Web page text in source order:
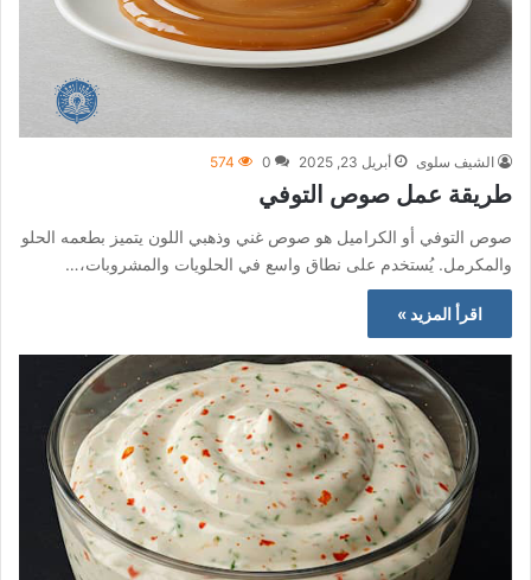
الشيف سلوى أبريل 23, 2025 0
574
طريقة عمل صوص التوفي
صوص التوفي أو الكراميل هو صوص غني وذهبي اللون يتميز بطعمه الحلو
والمكرمل. يُستخدم على نطاق واسع في الحلويات والمشروبات،…
اقرأ المزيد »